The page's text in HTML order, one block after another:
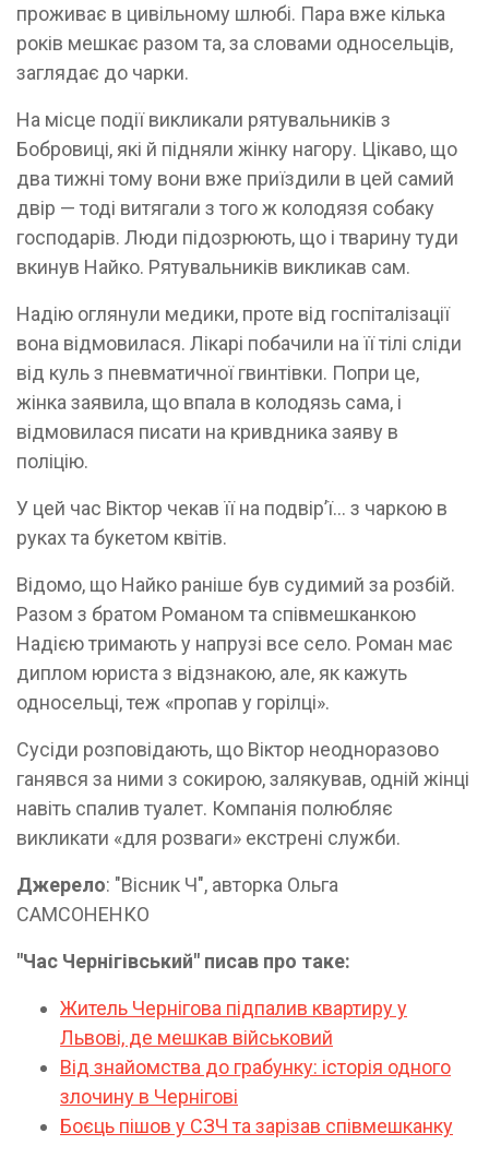
проживає в цивільному шлюбі. Пара вже кілька
років мешкає разом та, за словами односельців,
заглядає до чарки.
На місце події викликали рятувальників з
Бобровиці, які й підняли жінку нагору. Цікаво, що
два тижні тому вони вже приїздили в цей самий
двір — тоді витягали з того ж колодязя собаку
господарів. Люди підозрюють, що і тварину туди
вкинув Найко. Рятувальників викликав сам.
Надію оглянули медики, проте від госпіталізації
вона відмовилася. Лікарі побачили на її тілі сліди
від куль з пневматичної гвинтівки. Попри це,
жінка заявила, що впала в колодязь сама, і
відмовилася писати на кривдника заяву в
поліцію.
У цей час Віктор чекав її на подвір’ї... з чаркою в
руках та букетом квітів.
Відомо, що Найко раніше був судимий за розбій.
Разом з братом Романом та співмешканкою
Надією тримають у напрузі все село. Роман має
диплом юриста з відзнакою, але, як кажуть
односельці, теж «пропав у горілці».
Сусіди розповідають, що Віктор неодноразово
ганявся за ними з сокирою, залякував, одній жінці
навіть спалив туалет. Компанія полюбляє
викликати «для розваги» екстрені служби.
Джерело: "Вісник Ч", авторка Ольга
САМСОНЕНКО
"Час Чернігівський" писав про таке:
Житель Чернігова підпалив квартиру у
Львові, де мешкав військовий
Від знайомства до грабунку: історія одного
злочину в Чернігові
Боєць пішов у СЗЧ та зарізав співмешканку